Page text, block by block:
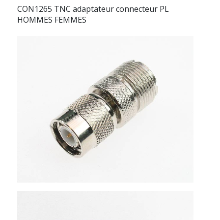
CON1265 TNC adaptateur connecteur PL
HOMMES FEMMES